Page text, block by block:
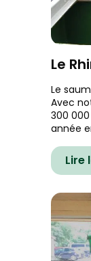
Le
Le
Avec
300
année
Lire